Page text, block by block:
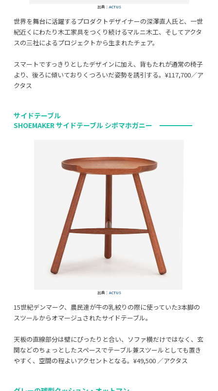
出典： ACTUS
世界を舞台に活躍するプロダクトデザイナーの深澤直人氏と、一世
紀近くにわたり木工家具をつくり続けるマルニ木工、そしてアクタ
スの三社によるプロジェクトから生まれたチェア。
スマートですっきりとしたデザインに加え、背もたれが通常の椅子
より、後ろに傾いておりくつろいだ姿勢を誘引する。¥117,700／ア
クタス
サイドテーブル
SHOEMAKER サイドテーブル シポマホガニー
出典： ACTUS
15世紀デンマーク、農民達が牛の乳絞りの際に使っていた3本脚の
スツールからオマージュされたサイドテーブル。
天板の直線部分は壁にぴったりと合い、ソファ横だけではなく、玄
関などのちょっとしたスペースでテーブル兼スツールとしても置き
やすく、空間の程よいアクセントとなる。¥49,500 ／アクタス